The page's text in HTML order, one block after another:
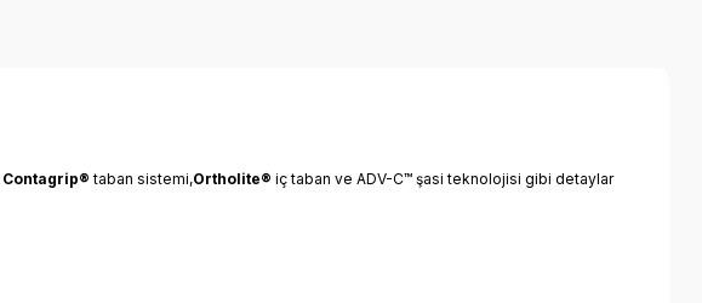
Contagrip® taban sistemi,Ortholite® iç taban ve ADV-C™ şasi teknolojisi gibi detaylar